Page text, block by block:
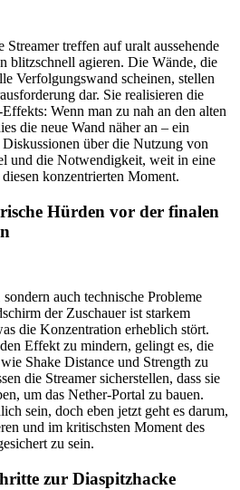
treffen auf uralt aussehende
blitzschnell agieren. Die Wände, die
Verfolgungswand scheinen, stellen
dar. Sie realisieren die
Wenn man zu nah an den alten
die neue Wand näher an – ein
über die Nutzung von
und die Notwendigkeit, weit in eine
konzentrierten Moment.
Hürden vor der finalen
auch technische Probleme
der Zuschauer ist starkem
die Konzentration erheblich stört.
Effekt zu mindern, gelingt es, die
Shake Distance und Strength zu
die Streamer sicherstellen, dass sie
um das Nether-Portal zu bauen.
sein, doch eben jetzt geht es darum,
und im kritischsten Moment des
zu sein.
zur Diaspitzhacke